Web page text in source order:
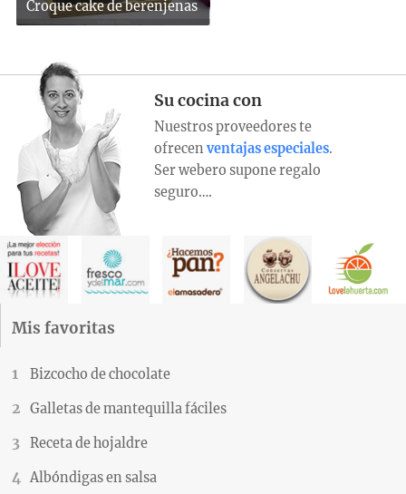
Croque cake de berenjenas
Su cocina con
Nuestros proveedores te
ofrecen ventajas especiales.
Ser webero supone regalo
seguro….
Mis favoritas
Bizcocho de chocolate
Galletas de mantequilla fáciles
Receta de hojaldre
Albóndigas en salsa